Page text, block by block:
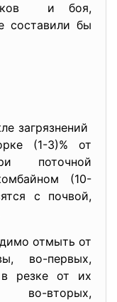
и боя,
составили бы
загрязнений
(1-3)% от
поточной
(10-
с почвой,
отмыть от
во-первых,
резке от их
вторых,